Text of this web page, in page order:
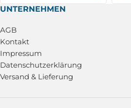
UNTERNEHMEN
AGB
Kontakt
Impressum
Datenschutzerklärung
Versand & Lieferung